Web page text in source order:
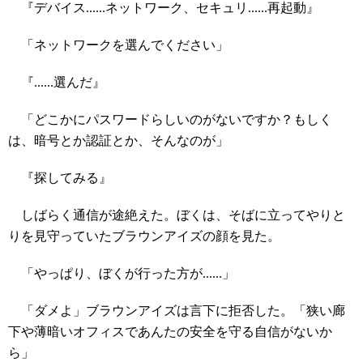
『デバイス......ネットワーク、セキュリ......再起動』
「ネットワークを選んでください」
『......選んだ』
「どこかにパスワードらしいのがないですか？もしく
は、暗号とか認証とか、そんなのが」
『探してみる』
しばらく通信が途絶えた。ぼくは、そばに立ってやりと
りを見守っていたブラウンアイズの顔を見た。
「やっぱり、ぼくが行った方が......」
「ダメよ」ブラウンアイズは言下に拒否した。「狭い廊
下や薄暗いオフィスであんたの安全を守る自信がないか
ら」